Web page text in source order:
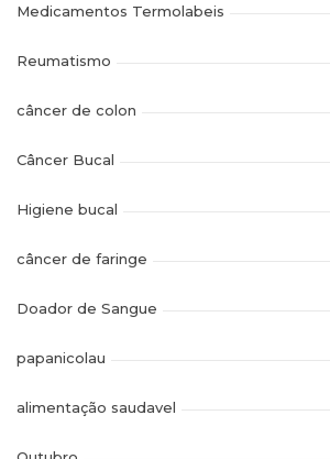
Medicamentos Termolabeis
Reumatismo
câncer de colon
Câncer Bucal
Higiene bucal
câncer de faringe
Doador de Sangue
papanicolau
alimentação saudavel